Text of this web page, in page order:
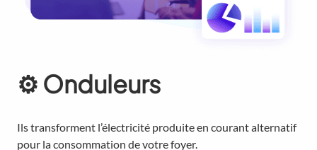
⚙️ Onduleurs
Ils transforment l’électricité produite en courant alternatif
pour la consommation de votre foyer.